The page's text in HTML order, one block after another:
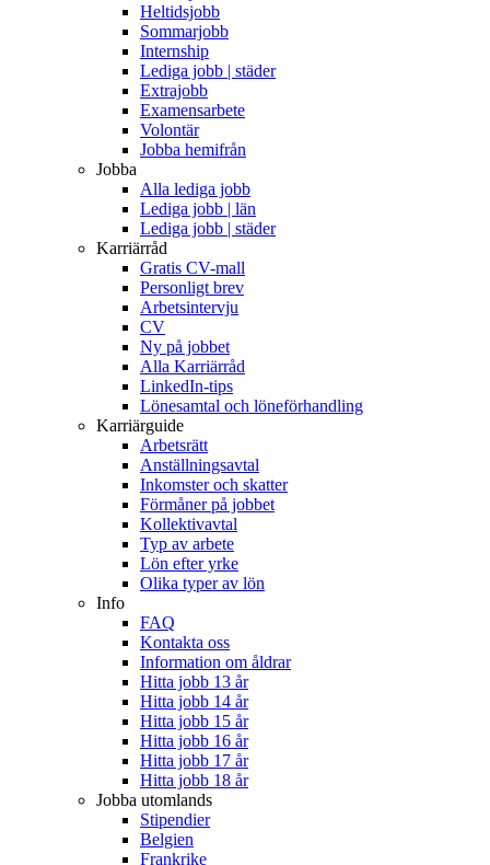
Heltidsjobb
Sommarjobb
Internship
Lediga jobb | städer
Extrajobb
Examensarbete
Volontär
Jobba hemifrån
Jobba
Alla lediga jobb
Lediga jobb | län
Lediga jobb | städer
Karriärråd
Gratis CV-mall
Personligt brev
Arbetsintervju
CV
Ny på jobbet
Alla Karriärråd
LinkedIn-tips
Lönesamtal och löneförhandling
Karriärguide
Arbetsrätt
Anställningsavtal
Inkomster och skatter
Förmåner på jobbet
Kollektivavtal
Typ av arbete
Lön efter yrke
Olika typer av lön
Info
FAQ
Kontakta oss
Information om åldrar
Hitta jobb 13 år
Hitta jobb 14 år
Hitta jobb 15 år
Hitta jobb 16 år
Hitta jobb 17 år
Hitta jobb 18 år
Jobba utomlands
Stipendier
Belgien
Frankrike